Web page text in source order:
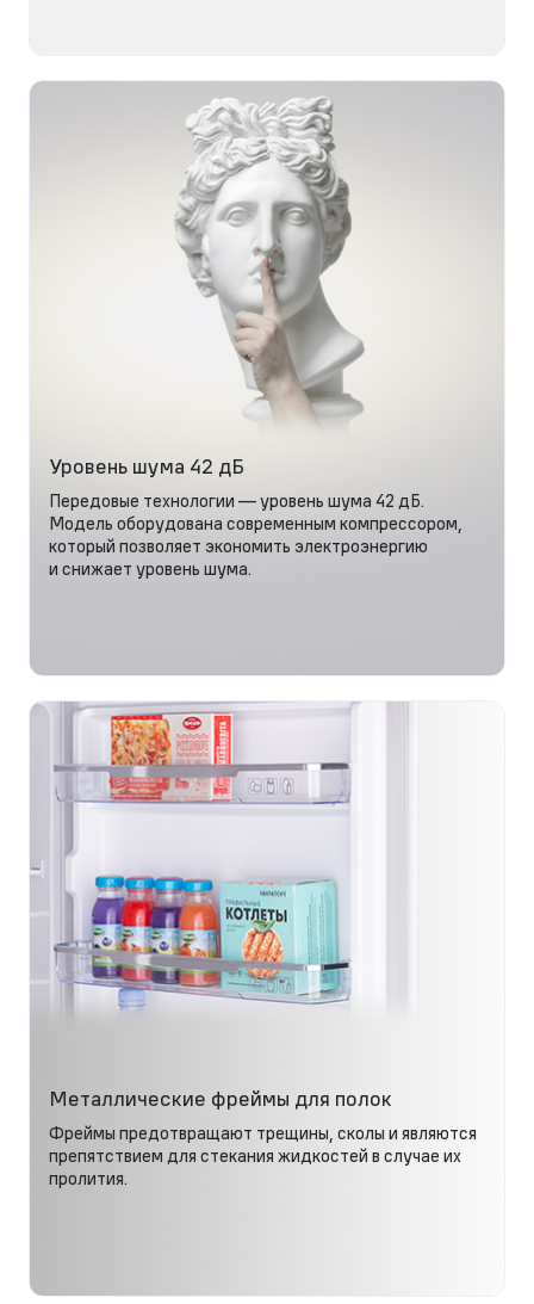
Уровень шума 42 дБ
Передовые технологии — уровень шума 42 дБ.
Модель оборудована современным компрессором,
который позволяет экономить электроэнергию
и снижает уровень шума.
Металлические фреймы для полок
Фреймы предотвращают трещины, сколы и являются
препятствием для стекания жидкостей в случае их
пролития.